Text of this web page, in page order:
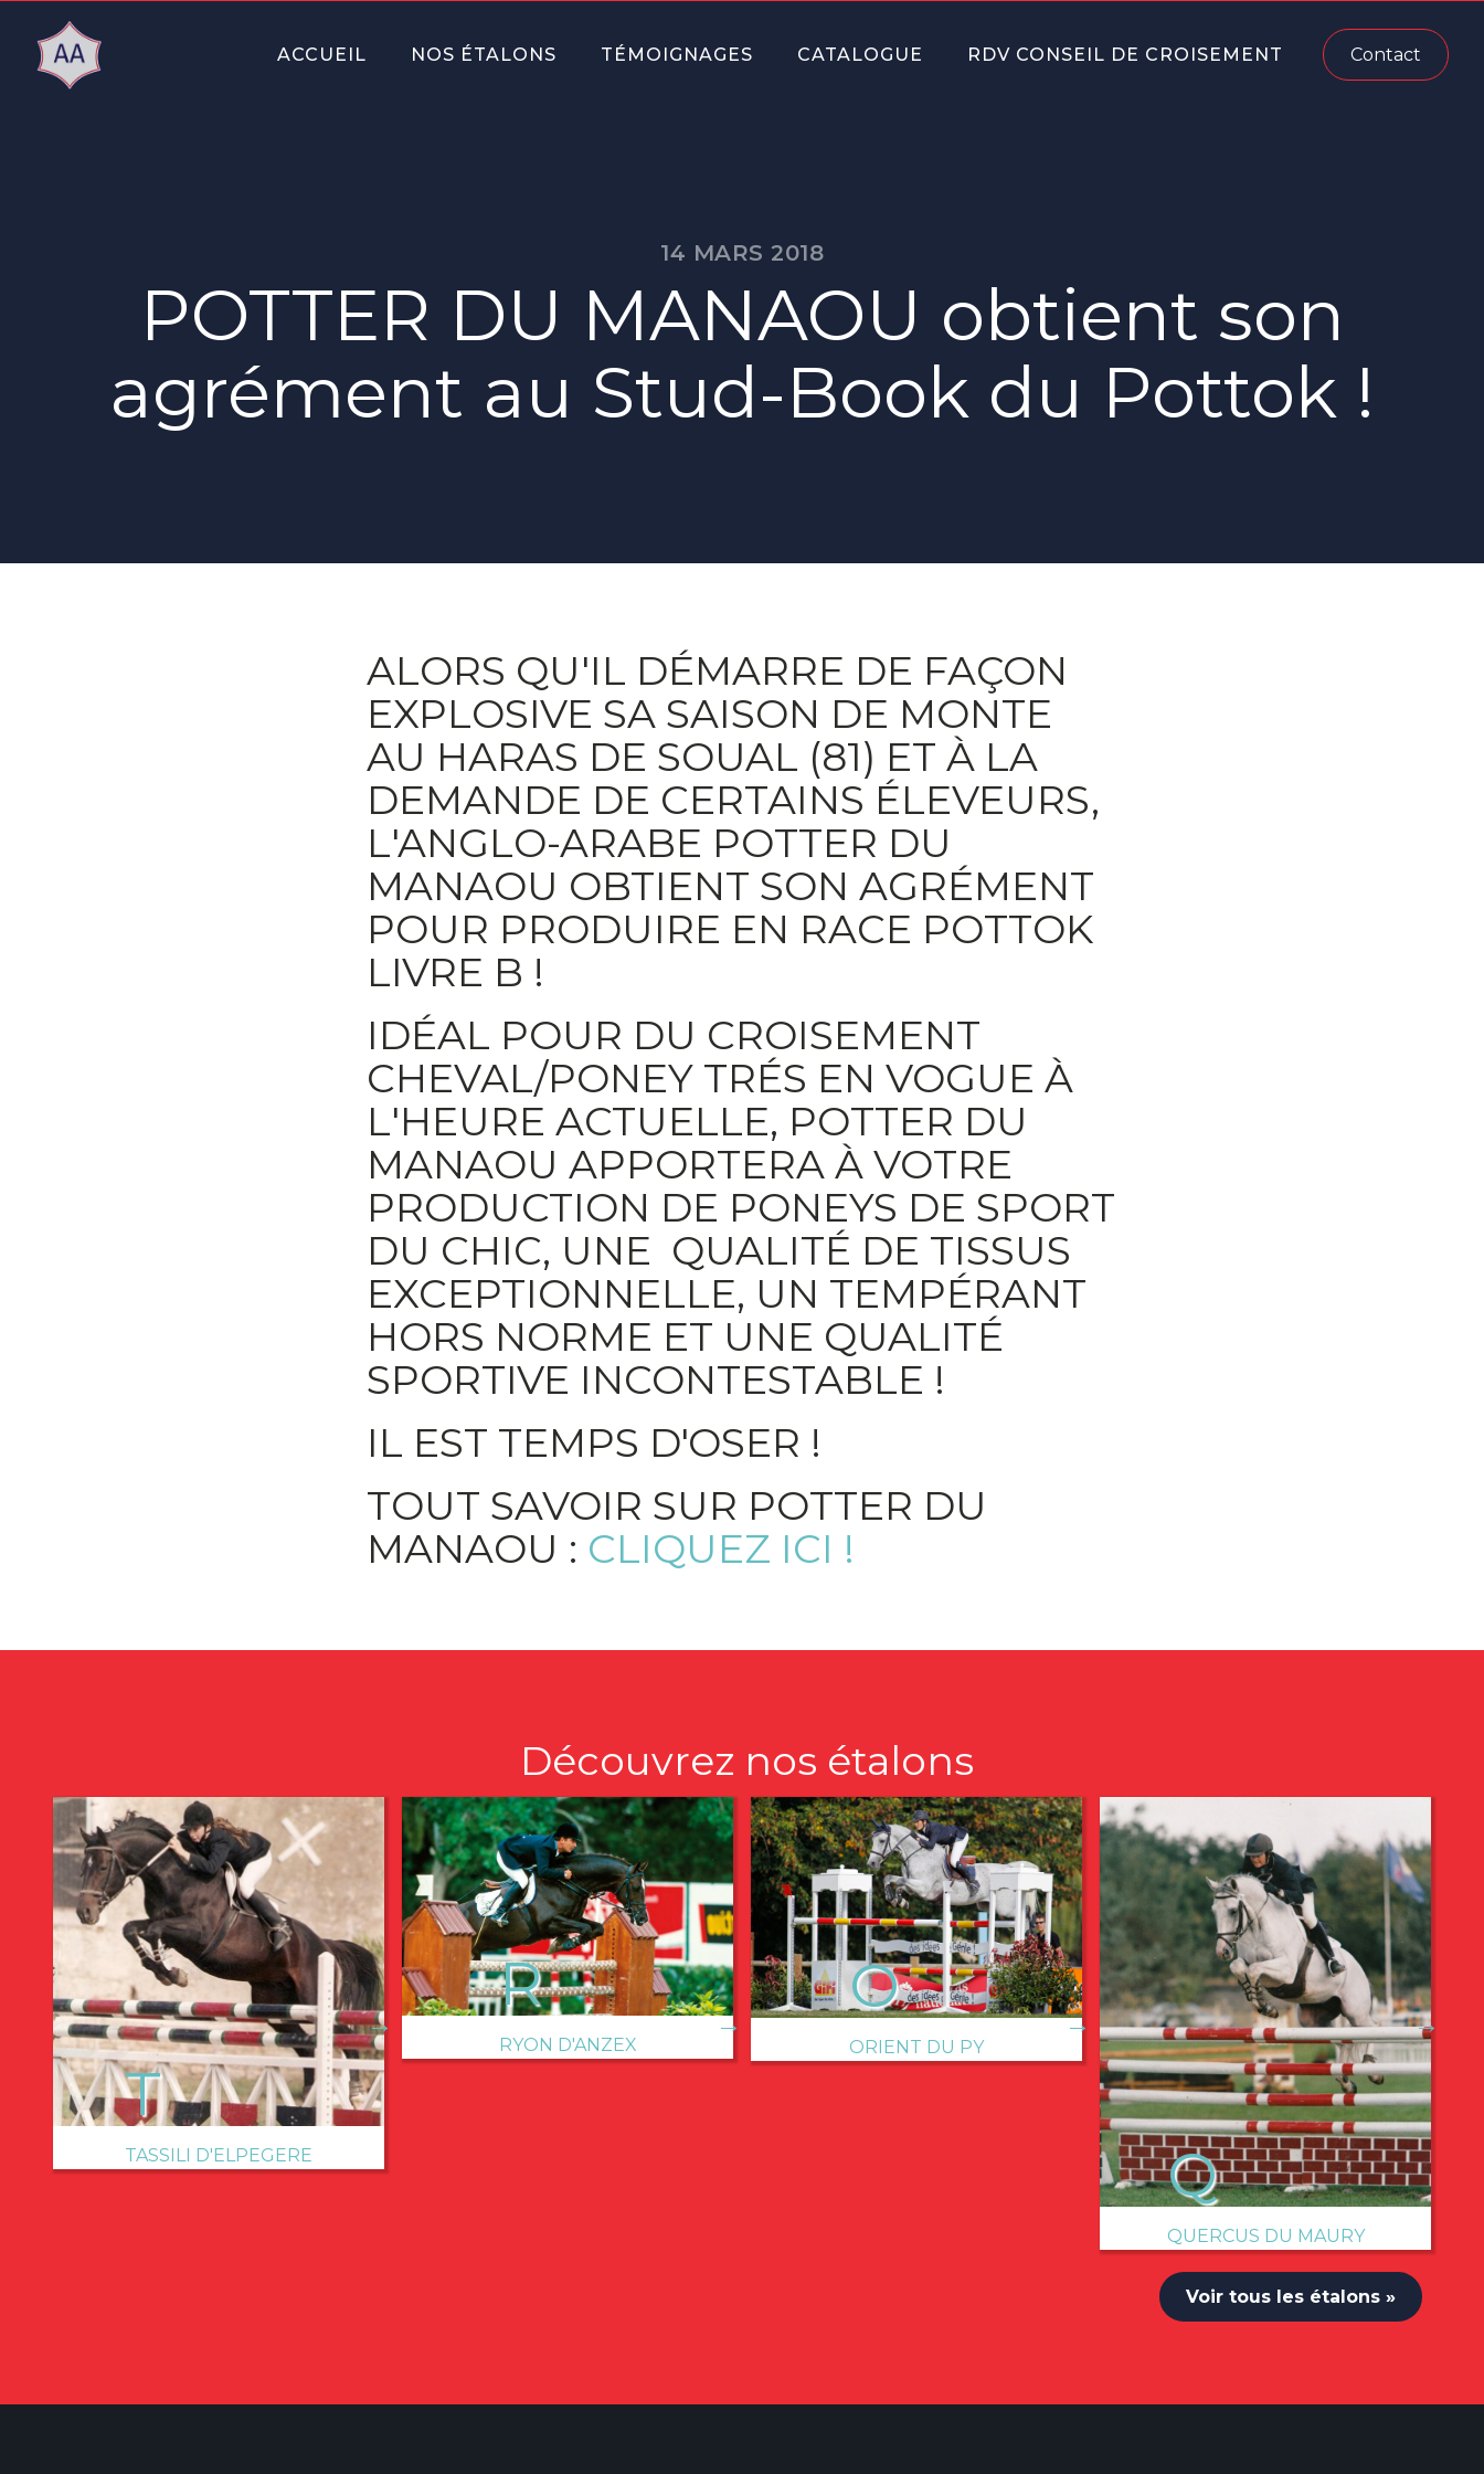
ACCUEIL NOS ÉTALONS TÉMOIGNAGES CATALOGUE RDV CONSEIL DE CROISEMENT Contact
14 MARS 2018
POTTER DU MANAOU obtient son
agrément au Stud-Book du Pottok !
ALORS QU'IL DÉMARRE DE FAÇON
EXPLOSIVE SA SAISON DE MONTE
AU HARAS DE SOUAL (81) ET À LA
DEMANDE DE CERTAINS ÉLEVEURS,
L'ANGLO-ARABE POTTER DU
MANAOU OBTIENT SON AGRÉMENT
POUR PRODUIRE EN RACE POTTOK
LIVRE B !
IDÉAL POUR DU CROISEMENT
CHEVAL/PONEY TRÉS EN VOGUE À
L'HEURE ACTUELLE, POTTER DU
MANAOU APPORTERA À VOTRE
PRODUCTION DE PONEYS DE SPORT
DU CHIC, UNE QUALITÉ DE TISSUS
EXCEPTIONNELLE, UN TEMPÉRANT
HORS NORME ET UNE QUALITÉ
SPORTIVE INCONTESTABLE !
IL EST TEMPS D'OSER !
TOUT SAVOIR SUR POTTER DU
MANAOU : CLIQUEZ ICI !
Découvrez nos étalons
TASSILI D'ELPEGERE
→
RYON D'ANZEX
→
ORIENT DU PY
→
QUERCUS DU MAURY
→
Voir tous les étalons »